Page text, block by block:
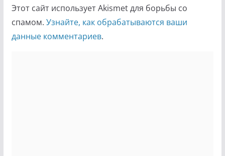
Этот сайт использует Akismet для борьбы со
спамом. Узнайте, как обрабатываются ваши
данные комментариев.